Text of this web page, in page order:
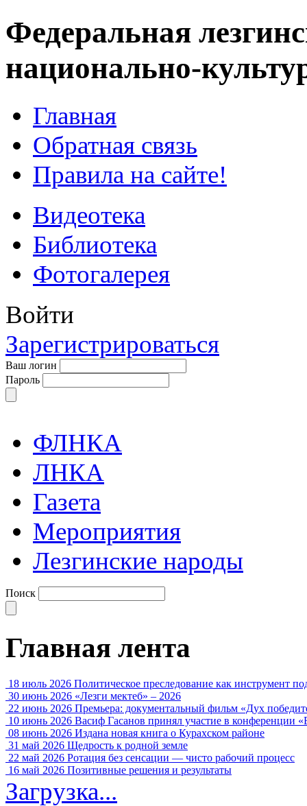
Федеральная
национально-
Главная
Обратная связь
Правила на сайте!
Видеотека
Библиотека
Фотогалерея
Войти
Зарегистрироваться
Ваш логин
Пароль
ФЛНКА
ЛНКА
Газета
Мероприятия
Лезгинские народы
Поиск
Главная лента
18 июль 2026 Политическое преследование как инструмент
30 июнь 2026 «Лезги мектеб» – 2026
22 июнь 2026 Премьера: документальный фильм «Дух
10 июнь 2026 Васиф Гасанов принял участие в конференции
08 июнь 2026 Издана новая книга о Курахском районе
31 май 2026 Щедрость к родной земле
22 май 2026 Ротация без сенсации — чисто рабочий процесс
16 май 2026 Позитивные решения и результаты
Загрузка...